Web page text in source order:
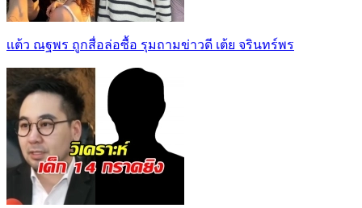
เเต้ว ณฐพร ถูกสื่อล่อซื้อ รุมถามข่าวดี เต้ย จรินทร์พร